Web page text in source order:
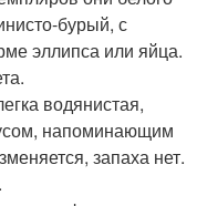
бурый, с
эллипса или яйца.
водянистая,
напоминающим
запаха нет.